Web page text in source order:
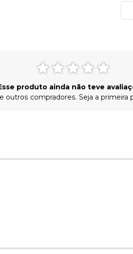
produto ainda não teve
outros compradores. Seja a primeira